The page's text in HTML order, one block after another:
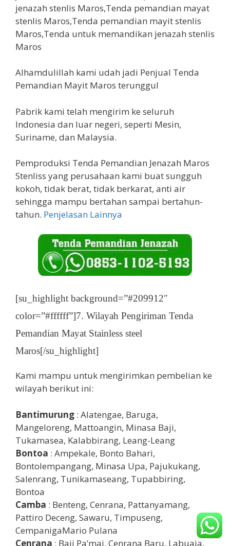
Alhamdulillah kami udah jadi Penjual Tenda
Pemandian Mayit Maros terunggul
Pabrik kami telah mengirim ke seluruh
Indonesia dan luar negeri, seperti Mesin,
Suriname, dan Malaysia.
Pemproduksi Tenda Pemandian Jenazah Maros
Stenliss yang perusahaan kami buat sungguh
kokoh, tidak berat, tidak berkarat, anti air
sehingga mampu bertahan sampai bertahun-
tahun. Penjelasan Lainnya
[su_highlight background=”#209912″
color=”#ffffff”]7. Wilayah Pengiriman Tenda
Pemandian Mayat Stainless steel
Maros[/su_highlight]
Kami mampu untuk mengirimkan pembelian ke
wilayah berikut ini:
Bantimurung : Alatengae, Baruga,
Mangeloreng, Mattoangin, Minasa Baji,
Tukamasea, Kalabbirang, Leang-Leang
Bontoa : Ampekale, Bonto Bahari,
Bontolempangang, Minasa Upa, Pajukukang,
Salenrang, Tunikamaseang, Tupabbiring,
Bontoa
Camba : Benteng, Cenrana, Pattanyamang,
Pattiro Deceng, Sawaru, Timpuseng,
CempanigaMario Pulana
Cenrana : Baji Pa’mai, Cenrana Baru, Labuaja,